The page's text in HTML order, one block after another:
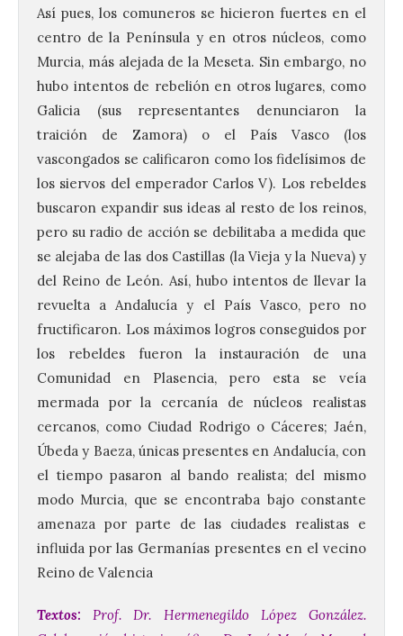
Así pues, los comuneros se hicieron fuertes en el
centro de la Península y en otros núcleos, como
Murcia, más alejada de la Meseta. Sin embargo, no
hubo intentos de rebelión en otros lugares, como
Galicia (sus representantes denunciaron la
traición de Zamora) o el País Vasco (los
vascongados se calificaron como los fidelísimos de
los siervos del emperador Carlos V). Los rebeldes
buscaron expandir sus ideas al resto de los reinos,
pero su radio de acción se debilitaba a medida que
se alejaba de las dos Castillas (la Vieja y la Nueva) y
del Reino de León. Así, hubo intentos de llevar la
revuelta a Andalucía y el País Vasco, pero no
fructificaron. Los máximos logros conseguidos por
los rebeldes fueron la instauración de una
Comunidad en Plasencia, pero esta se veía
mermada por la cercanía de núcleos realistas
cercanos, como Ciudad Rodrigo o Cáceres; Jaén,
Úbeda y Baeza, únicas presentes en Andalucía, con
el tiempo pasaron al bando realista; del mismo
modo Murcia, que se encontraba bajo constante
amenaza por parte de las ciudades realistas e
influida por las Germanías presentes en el vecino
Reino de Valencia
Textos: Prof. Dr. Hermenegildo López González.